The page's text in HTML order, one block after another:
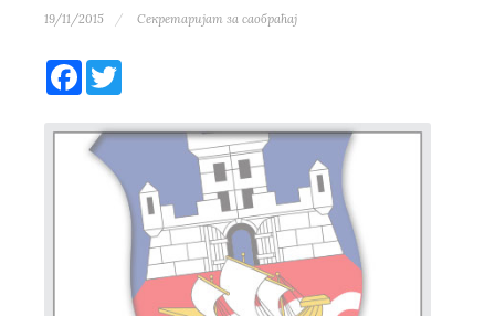
19/11/2015 Секретаријат за саобраћај
Facebook